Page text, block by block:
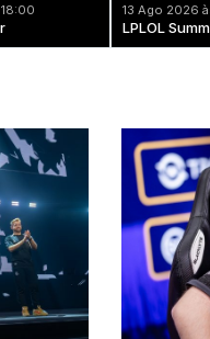
13 Ago 2026
LPLOL